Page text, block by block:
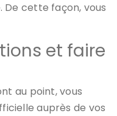
cette façon, vous
et faire
au point, vous
auprès de vos